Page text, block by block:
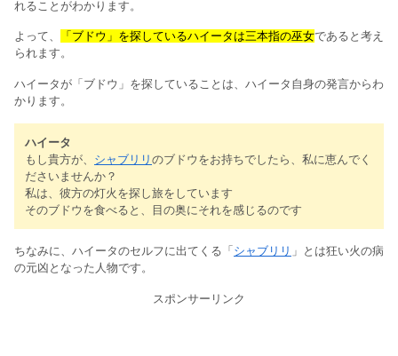
れることがわかります。
よって、 「ブドウ」を探しているハイータは三本指の巫女であると考え
られます。
ハイータが「ブドウ」を探していることは、ハイータ自身の発言からわ
かります。
ハイータ
もし貴方が、 シャブリリ のブドウをお持ちでしたら、私に恵んでく
ださいませんか？
私は、彼方の灯火を探し旅をしています
そのブドウを食べると、目の奥にそれを感じるのです
ちなみに、ハイータのセルフに出てくる「 シャブリリ 」とは狂い火の病
の元凶となった人物です。
スポンサーリンク